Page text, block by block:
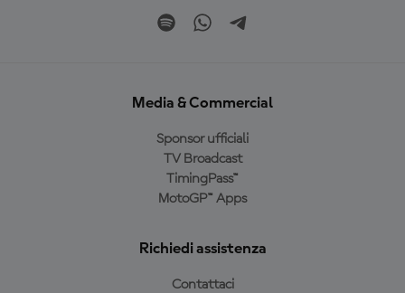
Media & Commercial
Sponsor ufficiali
TV Broadcast
TimingPass™
MotoGP™ Apps
Richiedi assistenza
Contattaci